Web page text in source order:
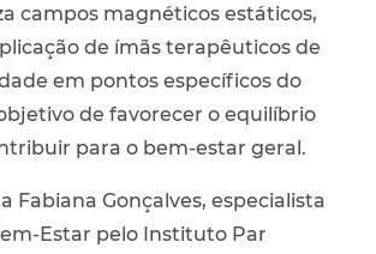
campos magnéticos estáticos,
de ímãs terapêuticos de
em pontos específicos do
de favorecer o equilíbrio
para o bem-estar geral.
Fabiana Gonçalves, especialista
Estar pelo Instituto Par